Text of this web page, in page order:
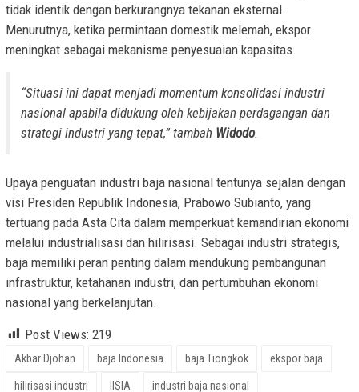
tidak identik dengan berkurangnya tekanan eksternal.
Menurutnya, ketika permintaan domestik melemah, ekspor
meningkat sebagai mekanisme penyesuaian kapasitas.
“Situasi ini dapat menjadi momentum konsolidasi industri
nasional apabila didukung oleh kebijakan perdagangan dan
strategi industri yang tepat,” tambah Widodo.
Upaya penguatan industri baja nasional tentunya sejalan dengan
visi Presiden Republik Indonesia, Prabowo Subianto, yang
tertuang pada Asta Cita dalam memperkuat kemandirian ekonomi
melalui industrialisasi dan hilirisasi. Sebagai industri strategis,
baja memiliki peran penting dalam mendukung pembangunan
infrastruktur, ketahanan industri, dan pertumbuhan ekonomi
nasional yang berkelanjutan.
Post Views: 219
Akbar Djohan baja Indonesia baja Tiongkok ekspor baja
hilirisasi industri IISIA industri baja nasional